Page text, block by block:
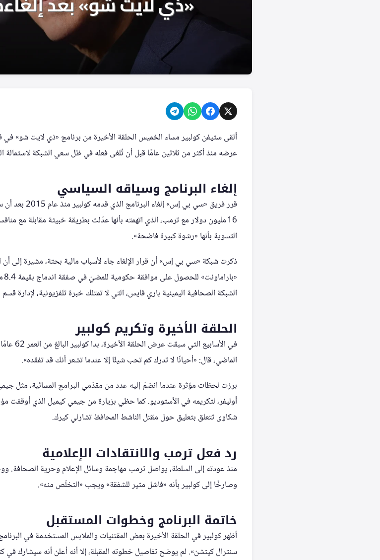
ألقى ستيفن كولبير مساء الخميس الحلقة الأخيرة من برنامج «ذي لايت شو»
عرضه منذ أكثر من ثلاثين عامًا قبل أن تُلغى فعله في ظل سعي الشبكة لاستمالة
إلغاء البرنامج وسياقه السياسي
قرر فريق «سي بي
16 مليون دولار مع ترمب، الذي اتهمته بأنها عدّلت بطريقة خبيثة مقابلة مع
التسوية بأنها «رشوة كبيرة فاضحة».
ذكرت شبكة «سي بي إس» أن قرار الإلغاء جاء لأسباب مالية بحتة، مشيرة إلى
الشبكة الصحافية اليمينية باري فايس، التي لا تمتلك خبرة تلفزيونية، لإدارة قسم
الحلقة الأخيرة وتكريم كولبير
في
الماضي، قال: «أحيانًا لا تدرك كم تحب شيئًا إلا عندما تشعر أنك قد تفقده».
برزت لحظات مؤثرة عندما انضمّ إليه عدد من مقدّمي البرامج المسائية، مثل
شكاوى تتعلق بتعليق حول مقتل الناشط المحافظ تشارلي كيرك.
رد فعل ترمب والانتقادات الإعلامية
منذ عودته إلى السلطة، يواصل ترمب مهاجمة وسائل الإعلام وحرية الصحافة.
وصارخًا إلى كولبير بأنه «فاشل مثير للشفقة» ويجب «التخلّص منه».
خاتمة البرنامج وخطوات المستقبل
أظهر كولبير في الحلقة الأخيرة بعض المقتنيات والملابس المستخدمة في
سنترال كيتشن». لم يوضح تفاصيل خطوته المقبلة، إلا أنه أعلن أنه سيشارك